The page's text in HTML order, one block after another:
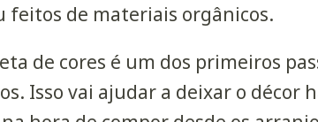
feitos de materiais orgânicos.
de cores é um dos primeiros
Isso vai ajudar a deixar o décor